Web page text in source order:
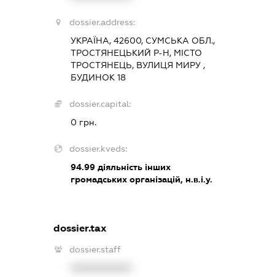
dossier.address:
УКРАЇНА, 42600, СУМСЬКА ОБЛ.,
ТРОСТЯНЕЦЬКИЙ Р-Н, МІСТО
ТРОСТЯНЕЦЬ, ВУЛИЦЯ МИРУ ,
БУДИНОК 18
dossier.capital:
0 грн.
dossier.kveds:
94.99 діяльність інших
громадських організацій, н.в.і.у.
dossier.tax
dossier.staff